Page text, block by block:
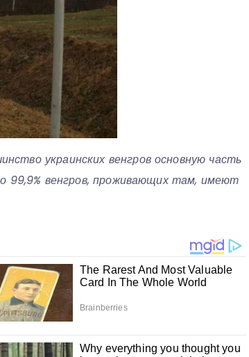
украинских венгров основную часть
99,9% венгров, проживающих там, имеют